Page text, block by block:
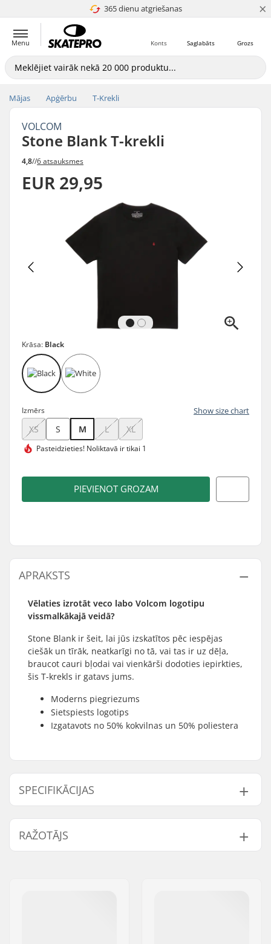
365 dienu atgriešanas
4.8 no 5 ×
Menu Grozs
Saglabāts
Konts
Mājas Apģērbu T-Krekli
VOLCOM
Stone Blank T-krekli
4,8//6 atsauksmes
EUR 29,95
Krāsa: Black
Izmērs Show size chart
XS S M L XL
Pasteidzieties! Noliktavā ir tikai 1
PIEVIENOT GROZAM
APRAKSTS
Vēlaties izrotāt veco labo Volcom logotipu
vissmalkākajā veidā?
Stone Blank ir šeit, lai jūs izskatītos pēc iespējas
ciešāk un tīrāk, neatkarīgi no tā, vai tas ir uz dēļa,
braucot cauri bļodai vai vienkārši dodoties iepirkties,
šis T-krekls ir gatavs jums.
Moderns piegriezums
Sietspiests logotips
Izgatavots no 50% kokvilnas un 50% poliestera
SPECIFIKĀCIJAS
Atbilstība:
Regular Fit
Kakls:
Piedurknes:
Short Sleeve
RAŽOTĀJS